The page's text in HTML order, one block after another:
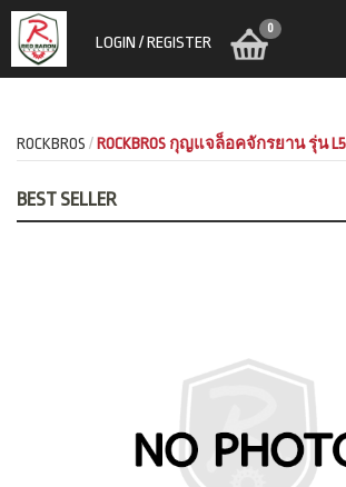
LOGIN / REGISTER
0
ROCKBROS ROCKBROS กุญแจล็อคจักรยาน รุ่น
BEST SELLER